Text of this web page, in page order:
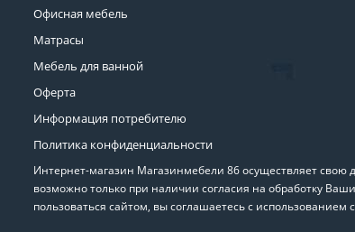
Офисная мебель
Матрасы
Мебель для ванной
Оферта
Информация потребителю
Политика конфиденциальности
Интернет-магазин Магазинмебели 86 осуществляет
возможно только при наличии согласия на обработку
пользоваться сайтом, вы соглашаетесь с использованием